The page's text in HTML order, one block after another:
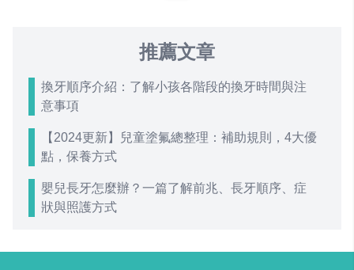
推薦文章
換牙順序介紹：了解小孩各階段的換牙時間與注
意事項
【2024更新】兒童塗氟總整理：補助規則，4大優
點，保養方式
嬰兒長牙怎麼辦？一篇了解前兆、長牙順序、症
狀與照護方式